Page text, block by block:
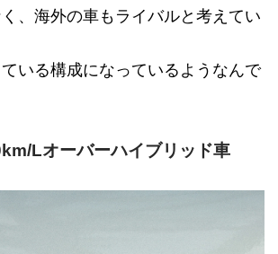
、海外の車もライバルと考えてい
いる構成になっているようなんで
Lオーバーハイブリッド車